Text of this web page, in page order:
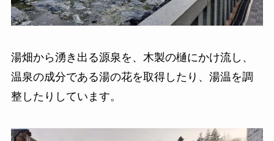
湯畑から湧き出る源泉を、木製の樋にかけ流し、
温泉の成分である湯の花を取得したり、湯温を調
整したりしています。